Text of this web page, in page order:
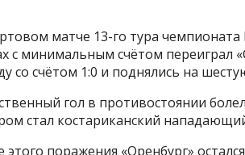
матче 13-го тура
с минимальным счётом переиграл
со счётом 1:0 и поднялись на
гол в противостоянии
стал костариканский
этого поражения «Оренбург»